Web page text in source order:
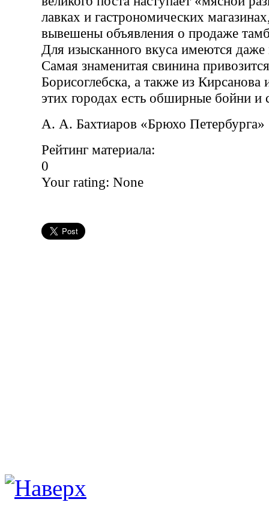
лавках и гастрономических
вывешены объявления о продаже
Для изысканного вкуса имеются
Самая знаменитая свинина
Борисоглебска, а также из
этих городах есть обширные бойни и
А. А. Бахтиаров «Брюхо Петербурга»
Рейтинг материала:
0
Your rating: None